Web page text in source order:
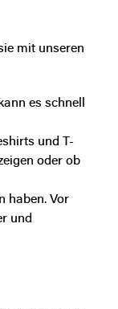
mit unseren
es schnell
und T-
oder ob
haben. Vor
und